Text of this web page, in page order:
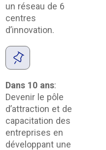
un réseau de 6
centres
d’innovation.
Dans 10 ans:
Devenir le pôle
d’attraction et de
capacitation des
entreprises en
développant une